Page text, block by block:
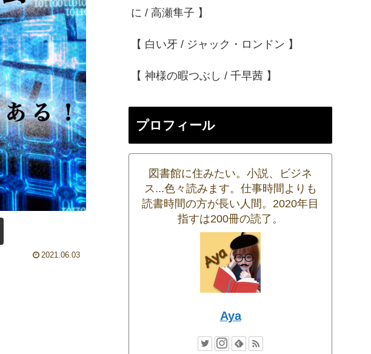
2021.06.03
に / 高瀬隼子 】
【 白い牙 / ジャック・ロンドン 】
【 神様の暇つぶし / 千早茜 】
プロフィール
図書館に住みたい。小説、ビジネ
ス...色々読みます。仕事時間よりも
読書時間の方が長い人間。2020年目
指すは200冊の読了。
Aya